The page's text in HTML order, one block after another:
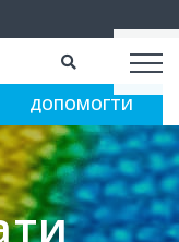
ДОПОМОГТИ